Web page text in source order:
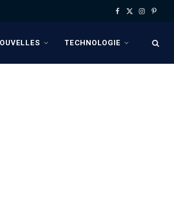
Facebook
X
Instagram
TECHNOLOGIE